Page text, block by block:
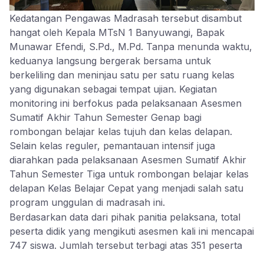
Kedatangan Pengawas Madrasah tersebut disambut
hangat oleh Kepala MTsN 1 Banyuwangi, Bapak
Munawar Efendi, S.Pd., M.Pd. Tanpa menunda waktu,
keduanya langsung bergerak bersama untuk
berkeliling dan meninjau satu per satu ruang kelas
yang digunakan sebagai tempat ujian. Kegiatan
monitoring ini berfokus pada pelaksanaan Asesmen
Sumatif Akhir Tahun Semester Genap bagi
rombongan belajar kelas tujuh dan kelas delapan.
Selain kelas reguler, pemantauan intensif juga
diarahkan pada pelaksanaan Asesmen Sumatif Akhir
Tahun Semester Tiga untuk rombongan belajar kelas
delapan Kelas Belajar Cepat yang menjadi salah satu
program unggulan di madrasah ini.
Berdasarkan data dari pihak panitia pelaksana, total
peserta didik yang mengikuti asesmen kali ini mencapai
747 siswa. Jumlah tersebut terbagi atas 351 peserta